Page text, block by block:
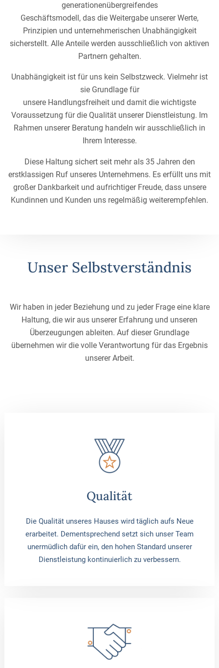
generationenübergreifendes
Geschäftsmodell, das die Weitergabe unserer Werte,
Prinzipien und unternehmerischen Unabhängigkeit
sicherstellt. Alle Anteile werden ausschließlich von aktiven
Partnern gehalten.
Unabhängigkeit ist für uns kein Selbstzweck. Vielmehr ist
sie Grundlage für
unsere Handlungsfreiheit und damit die wichtigste
Voraussetzung für die Qualität unserer Dienstleistung. Im
Rahmen unserer Beratung handeln wir ausschließlich in
Ihrem Interesse.
Diese Haltung sichert seit mehr als 35 Jahren den
erstklassigen Ruf unseres Unternehmens. Es erfüllt uns mit
großer Dankbarkeit und aufrichtiger Freude, dass unsere
Kundinnen und Kunden uns regelmäßig weiterempfehlen.
Unser Selbstverständnis
Wir haben in jeder Beziehung und zu jeder Frage eine klare
Haltung, die wir aus unserer Erfahrung und unseren
Überzeugungen ableiten. Auf dieser Grundlage
übernehmen wir die volle Verantwortung für das Ergebnis
unserer Arbeit.
Qualität
Die Qualität unseres Hauses wird täglich aufs Neue
erarbeitet. Dementsprechend setzt sich unser Team
unermüdlich dafür ein, den hohen Standard unserer
Dienstleistung kontinuierlich zu verbessern.